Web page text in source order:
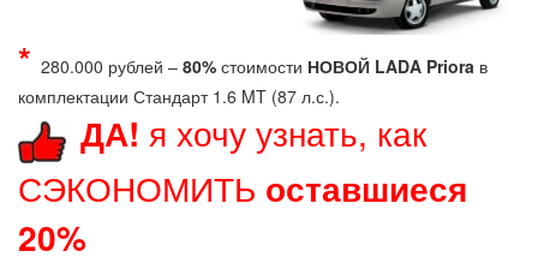
* 280.000 рублей – 80% стоимости НОВОЙ LADA Priora в
комплектации Стандарт 1.6 MT (87 л.с.).
ДА! я хочу узнать, как
СЭКОНОМИТЬ оставшиеся
20%